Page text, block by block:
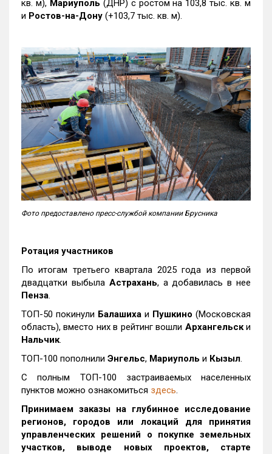
кв. м), Мариуполь (ДНР) с ростом на 103,8 тыс. кв. м
и Ростов-на-Дону (+103,7 тыс. кв. м).
Фото предоставлено пресс-службой компании Брусника
Ротация участников
По итогам третьего квартала 2025 года из первой
двадцатки выбыла Астрахань, а добавилась в нее
Пенза.
ТОП-50 покинули Балашиха и Пушкино (Московская
область), вместо них в рейтинг вошли Архангельски
Нальчик.
ТОП-100 пополнили Энгельс, Мариуполь и Кызыл.
С полным ТОП-100 застраиваемых населенных
пунктов можно ознакомиться здесь.
Принимаем заказы на глубинное исследование
регионов, городов или локаций для принятия
управленческих решений о покупке земельных
участков, выводе новых проектов, старте